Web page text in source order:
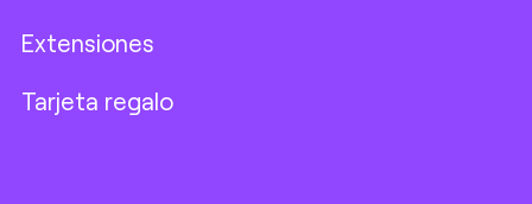
Extensiones
Tarjeta regalo